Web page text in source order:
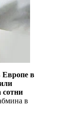
Европе в
сотни
в